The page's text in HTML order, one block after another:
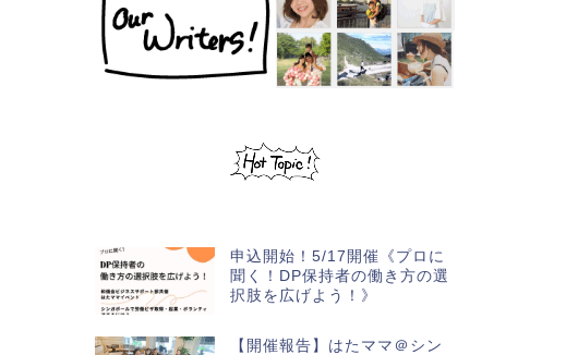
申込開始！5/17開催《プロに
聞く！DP保持者の働き方の選
択肢を広げよう！》
【開催報告】はたママ＠シン